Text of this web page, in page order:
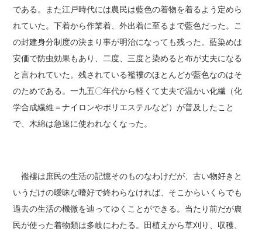
である。また江戸時代には農民は藍色の着物を着るよう定めら
れていた。下着から作業着、外出着に至るまで藍色だった。こ
の封建身分制度の決まり事が明治になっても残った。藍染めは
安価で防虫効果もあり、二度、三度と染めると布が丈夫になる
と言われていた。残されている襤褸のほとんどが藍色なのはそ
のためである。一九五〇年代から軽くて丈夫で温かい化繊（化
学合成繊維＝ナイロンやポリエステルなど）が普及したこと
で、木綿は急速に使われなくなった。
襤褸は庶民の生活の記憶そのものなわけだが、古い物好きと
いうだけの曖昧な嗜好で終わらなければ、そこからいくらでも
過去の生活の機微を辿ってゆくことができる。当たり前だが農
民が使った着物類は多岐にわたる。田植えから草刈り、収穫、